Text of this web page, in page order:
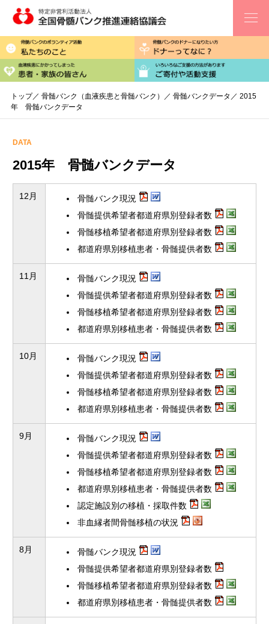
ン
へ
ス
プ
骨髄バンクのボランティア活動
血液疾患にかかってしまった患者・家族
トップ／ 骨髄バンク（血液疾患と骨髄バンク） ／ 骨髄バンクデータ ／ 2015
年 骨髄バンクデータ
DATA
2015年 骨髄バンクデータ
12月
骨髄バンク現況
骨髄提供希望者都道府県別登録者数
骨髄移植希望者都道府県別登録者数
都道府県別移植患者・骨髄提供者数
11月
骨髄バンク現況
骨髄提供希望者都道府県別登録者数
骨髄移植希望者都道府県別登録者数
都道府県別移植患者・骨髄提供者数
10月
骨髄バンク現況
骨髄提供希望者都道府県別登録者数
骨髄移植希望者都道府県別登録者数
都道府県別移植患者・骨髄提供者数
9月
骨髄バンク現況
骨髄提供希望者都道府県別登録者数
骨髄移植希望者都道府県別登録者数
都道府県別移植患者・骨髄提供者数
認定施設別の移植・採取件数
非血縁者間骨髄移植の状況
8月
骨髄バンク現況
骨髄提供希望者都道府県別登録者数
骨髄移植希望者都道府県別登録者数
都道府県別移植患者・骨髄提供者数